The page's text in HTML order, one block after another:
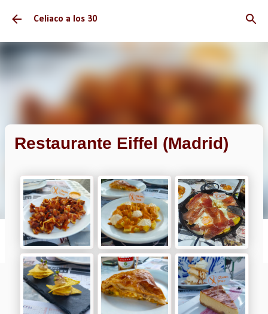
Ir al contenido principal
Celiaco a los 30
Restaurante Eiffel (Madrid)